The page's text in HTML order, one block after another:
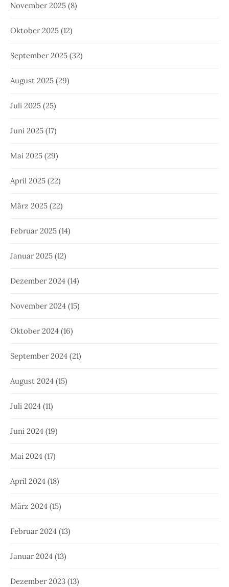
November 2025 (8)
Oktober 2025 (12)
September 2025 (32)
August 2025 (29)
Juli 2025 (25)
Juni 2025 (17)
Mai 2025 (29)
April 2025 (22)
März 2025 (22)
Februar 2025 (14)
Januar 2025 (12)
Dezember 2024 (14)
November 2024 (15)
Oktober 2024 (16)
September 2024 (21)
August 2024 (15)
Juli 2024 (11)
Juni 2024 (19)
Mai 2024 (17)
April 2024 (18)
März 2024 (15)
Februar 2024 (13)
Januar 2024 (13)
Dezember 2023 (13)